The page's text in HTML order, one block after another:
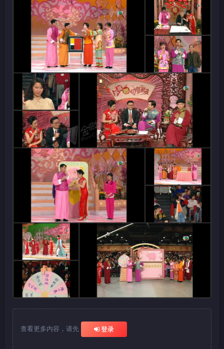
查看更多内容，请先 登录